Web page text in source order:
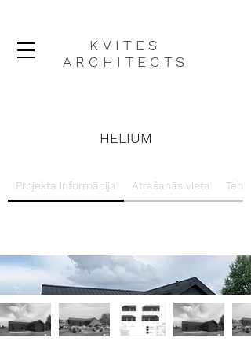
KVITES
ARCHITECTS
HELIUM
Projekta informācija Atrašanās vieta